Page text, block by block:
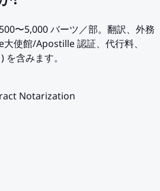
〜5,000 バーツ／部。翻訳、外務
使館/Apostille 認証、代行料、
含みます。
Notarization